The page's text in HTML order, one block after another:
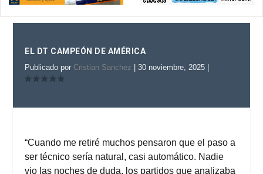
EL DT CAMPEÓN DE AMÉRICA
Publicado por Cristian Sanchez |30 noviembre, 2025
“Cuando me retiré muchos pensaron que el paso a
ser técnico sería natural, casi automático. Nadie
vio las noches de duda, los partidos que analizaba